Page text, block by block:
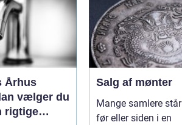
Århus
vælger du
rigtige
Salg af mønter
Mange samlere står
før eller siden i en